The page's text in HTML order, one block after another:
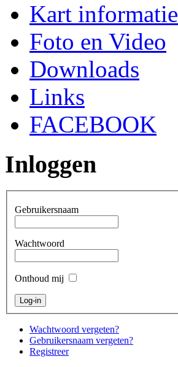
Kart informatie
Foto en Video
Downloads
Links
FACEBOOK
Inloggen
Gebruikersnaam
Wachtwoord
Onthoud mij
Wachtwoord vergeten?
Gebruikersnaam vergeten?
Registreer